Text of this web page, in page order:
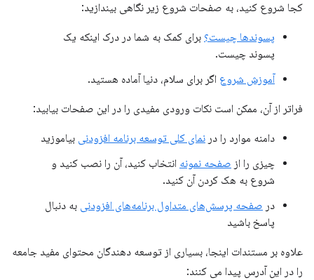
کجا شروع کنید، به صفحات شروع زیر نگاهی بیندازید:
پسوندها چیست؟ برای کمک به شما در درک اینکه یک
پسوند چیست.
آموزش شروع اگر برای سلام، دنیا آماده هستید.
فراتر از آن، ممکن است نکات ورودی مفیدی را در این صفحات بیابید:
دامنه موارد را در نمای کلی توسعه برنامه افزودنی بیاموزید
چیزی را از صفحه نمونه انتخاب کنید، آن را نصب کنید و
شروع به هک کردن آن کنید.
در صفحه پرسش‌های متداول برنامه‌های افزودنی به دنبال
پاسخ باشید
علاوه بر مستندات اینجا، بسیاری از توسعه دهندگان محتوای مفید جامعه
را در این آدرس پیدا می کنند: